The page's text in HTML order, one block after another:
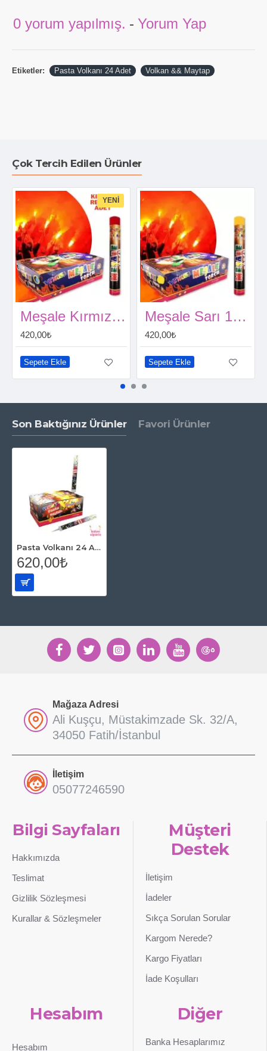
0 yorum yapılmış. - Yorum Yap
Etiketler: Pasta Volkanı 24 Adet Volkan && Maytap
Çok Tercih Edilen Ürünler
YENI
Meşale Kırmızı 10 Adet
420,00₺
Sepete Ekle
Meşale Sarı 10 Adet
420,00₺
Sepete Ekle
Son Baktığınız Ürünler Favori Ürünler
Pasta Volkanı 24 Adet
620,00₺
Mağaza Adresi
Ali Kuşçu, Müstakimzade Sk. 32/A,
34050 Fatih/İstanbul
İletişim
05077246590
Bilgi Sayfaları
Hakkımızda
Teslimat
Gizlilik Sözleşmesi
Kurallar & Sözleşmeler
Müşteri
Destek
İletişim
İadeler
Sıkça Sorulan Sorular
Kargom Nerede?
Kargo Fiyatları
İade Koşulları
Hesabım
Hesabım
Diğer
Banka Hesaplarımız